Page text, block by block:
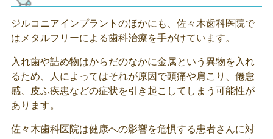
ジルコニアインプラントのほかにも、佐々木歯科医院で
はメタルフリーによる歯科治療を手がけています。
入れ歯や詰め物はからだのなかに金属という異物を入れ
るため、人によってはそれが原因で頭痛や肩こり、倦怠
感、皮ふ疾患などの症状を引き起こしてしまう可能性が
あります。
佐々木歯科医院は健康への影響を危惧する患者さんに対